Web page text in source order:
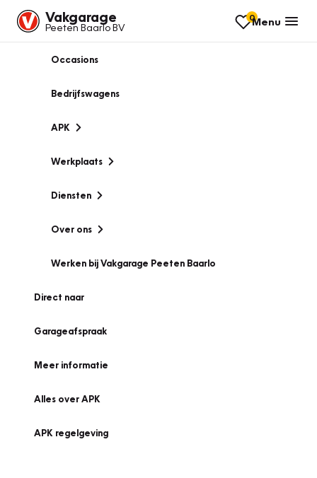
Vakgarage
Peeten Baarlo BV
0Menu
Occasions
Bedrijfswagens
APK
Werkplaats
Diensten
Over ons
Werken bij Vakgarage Peeten Baarlo
Direct naar
Garageafspraak
Meer informatie
Alles over APK
APK regelgeving